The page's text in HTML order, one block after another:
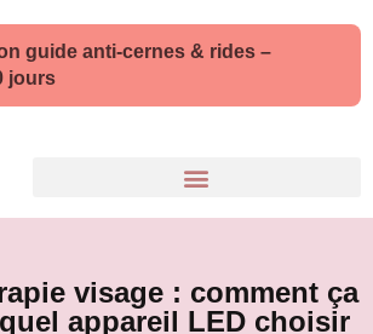
guide anti-cernes & rides –
jours
visage : comment ça
appareil LED choisir